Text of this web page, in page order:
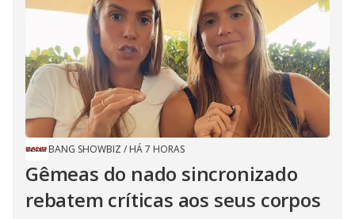
BANG SHOWBIZ / HÁ 7 HORAS
Gêmeas do nado sincronizado
rebatem críticas ​a​os seus corpos